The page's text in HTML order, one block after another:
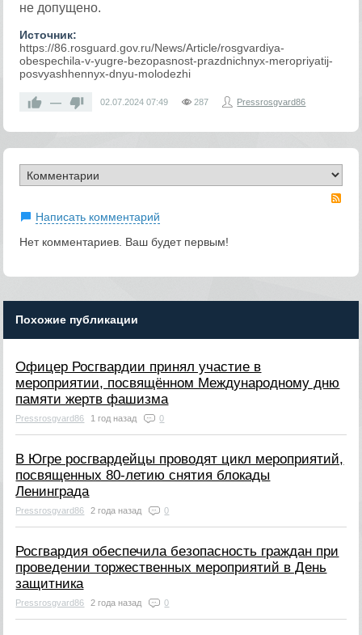
не допущено.
Источник:
https://86.rosguard.gov.ru/News/Article/rosgvardiya-
obespechila-v-yugre-bezopasnost-prazdnichnyx-meropriyatij-
posvyashhennyx-dnyu-molodezhi
— 02.07.2024 07:49 287 Pressrosgvard86
Написать комментарий
Нет комментариев. Ваш будет первым!
Похожие публикации
Офицер Росгвардии принял участие в
мероприятии, посвящённом Международному дню
памяти жертв фашизма
Pressrosgvard86 1 год назад 0
В Югре росгвардейцы проводят цикл мероприятий,
посвященных 80-летию снятия блокады
Ленинграда
Pressrosgvard86 2 года назад 0
Росгвардия обеспечила безопасность граждан при
проведении торжественных мероприятий в День
защитника
Pressrosgvard86 2 года назад 0